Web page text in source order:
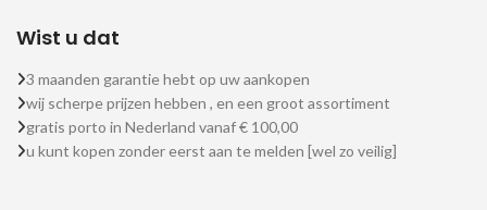
Wist u dat
3 maanden garantie hebt op uw aankopen
wij scherpe prijzen hebben , en een groot assortiment
gratis porto in Nederland vanaf € 100,00
u kunt kopen zonder eerst aan te melden [wel zo veilig]